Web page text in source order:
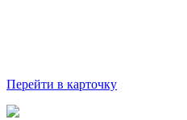
Перейти в карточку